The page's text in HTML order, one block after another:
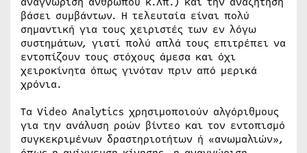
βάσει συμβάντων. Η τελευταία είναι πολύ
σημαντική για τους χειριστές των εν λόγω
συστημάτων, γιατί πολύ απλά τους επιτρέπει να
εντοπίζουν τους στόχους άμεσα και όχι
χειροκίνητα όπως γινόταν πριν από μερικά
χρόνια.
Τα Video Analytics χρησιμοποιούν αλγόριθμους
για την ανάλυση ροών βίντεο και τον εντοπισμό
συγκεκριμένων δραστηριοτήτων ή «ανωμαλιών»,